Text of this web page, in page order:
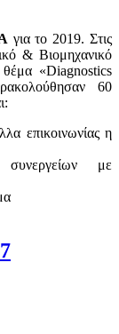
για το 2019. Στις
& Βιομηχανικό
θέμα «Diagnostics
60
επικοινωνίας η
συνεργείων με